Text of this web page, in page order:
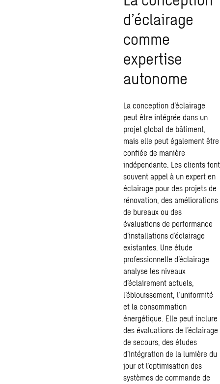
d’éclairage
comme
expertise
autonome
La conception d’éclairage
peut être intégrée dans un
projet global de bâtiment,
mais elle peut également être
confiée de manière
indépendante. Les clients font
souvent appel à un expert en
éclairage pour des projets de
rénovation, des améliorations
de bureaux ou des
évaluations de performance
d’installations d’éclairage
existantes. Une étude
professionnelle d’éclairage
analyse les niveaux
d’éclairement actuels,
l’éblouissement, l’uniformité
et la consommation
énergétique. Elle peut inclure
des évaluations de l’éclairage
de secours, des études
d’intégration de la lumière du
jour et l’optimisation des
systèmes de commande de